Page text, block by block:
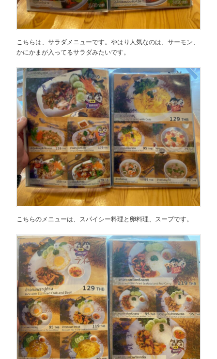
こちらは、サラダメニューです。やはり人気なのは、サーモン、
かにかまが入ってるサラダみたいです。
こちらのメニューは、スパイシー料理と卵料理、スープです。